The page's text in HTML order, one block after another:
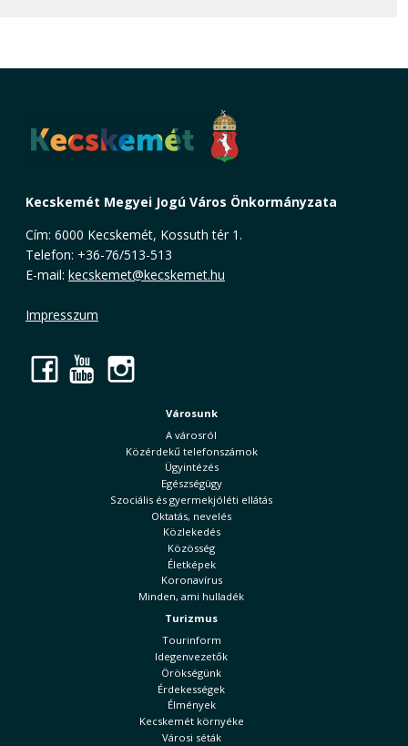
Kecskemét Megyei Jogú Város Önkormányzata
Cím: 6000 Kecskemét, Kossuth tér 1.
Telefon: +36-76/513-513
E-mail: kecskemet@kecskemet.hu
Impresszum
Facebook
YouTube
Városunk
A városról
Közérdekű telefonszámok
Ügyintézés
Egészségügy
Szociális és gyermekjóléti ellátás
Oktatás, nevelés
Közlekedés
Közösség
Életképek
Koronavírus
Minden, ami hulladék
Turizmus
Tourinform
Idegenvezetők
Örökségünk
Érdekességek
Élmények
Kecskemét környéke
Városi séták